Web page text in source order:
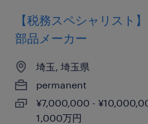
【税務スペシャリスト
部品メーカー
埼玉, 埼玉県
permanent
¥7,000,000 -
1,000万円